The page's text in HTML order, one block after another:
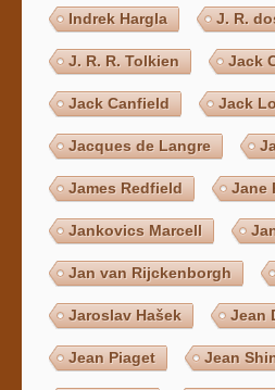
Indrek Hargla J. R.
J. R. R. Tolkien Jack
Jack Canfield Jack
Jacques de Langre
James Redfield Jane
Jankovics Marcell
Jan van Rijckenborgh
Jaroslav Hašek Jean
Jean Piaget Jean